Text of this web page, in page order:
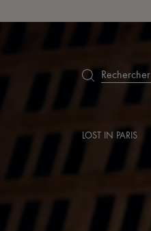
Rechercher
LOST IN PARIS